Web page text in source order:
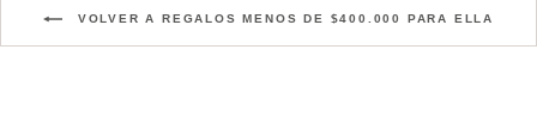
VOLVER A REGALOS MENOS DE $400.000 PARA ELLA